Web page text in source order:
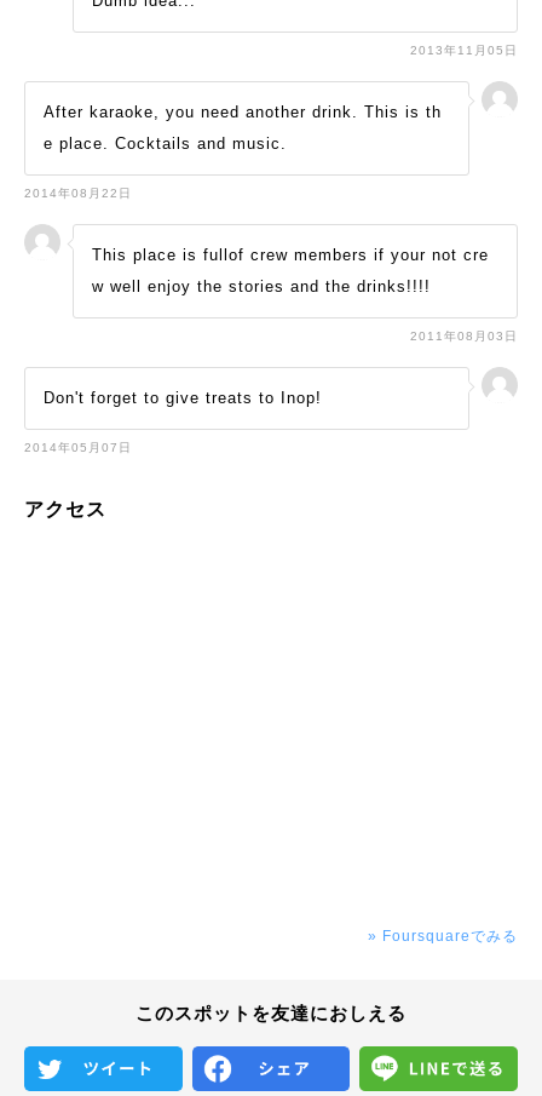
2013年11月05日
After karaoke, you need another drink. This is th
e place. Cocktails and music.
2014年08月22日
This place is fullof crew members if your not cre
w well enjoy the stories and the drinks!!!!
2011年08月03日
Don't forget to give treats to Inop!
2014年05月07日
アクセス
» Foursquareでみる
このスポットを友達におしえる